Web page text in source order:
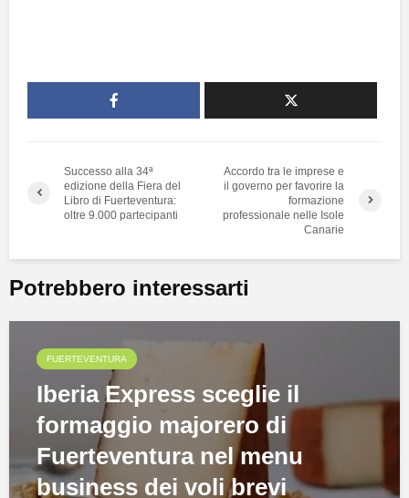
Successo alla 34ª
edizione della Fiera del
Libro di Fuerteventura:
oltre 9.000 partecipanti
Accordo tra le imprese e
il governo per favorire la
formazione
professionale nelle Isole
Canarie
Potrebbero interessarti
FUERTEVENTURA
Iberia Express sceglie il
formaggio majorero di
Fuerteventura nel menu
business dei voli brevi